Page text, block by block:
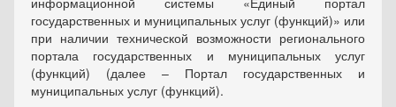
государственных и муниципальных услуг (функций)» или
при наличии технической возможности регионального
портала государственных и муниципальных услуг
(функций) (далее – Портал государственных и
муниципальных услуг (функций).